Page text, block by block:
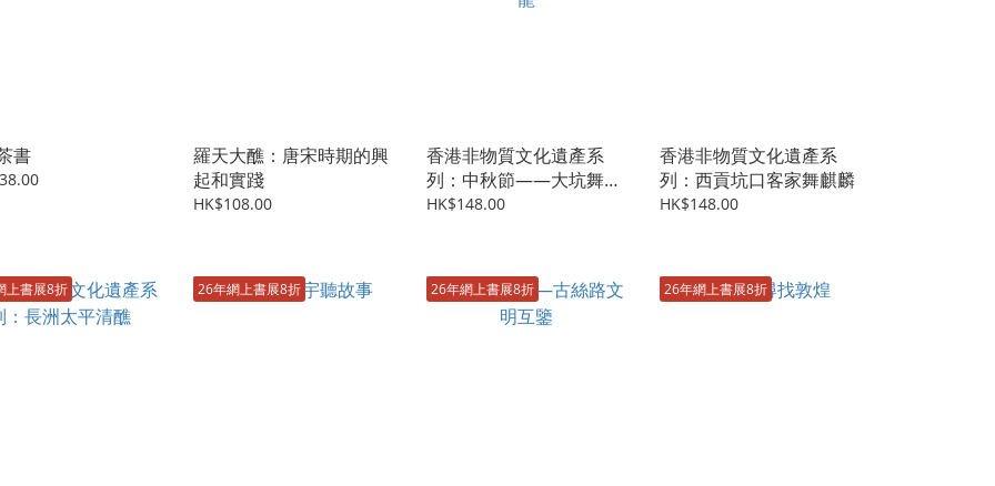
書
羅天大醮：唐宋時期的興
起和實踐
HK$108.00
香港非物質文化遺產系
列：中秋節——大坑舞火
龍
HK$148.00
香港非物質文化遺產系
列：西貢坑口客家舞麒麟
HK$148.00
上書展8折 26年網上書展8折 26年網上書展8折 26年網上書展8折